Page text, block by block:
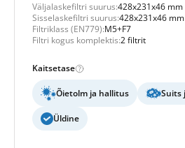
Väljalaskefiltri suurus:428x231x46 mm
Sisselaskefiltri suurus:428x231x46 mm
Filtriklass (EN779):M5+F7
Filtri kogus komplektis:2 filtrit
Kaitsetase
Õietolm ja hallitus Suits
Üldine